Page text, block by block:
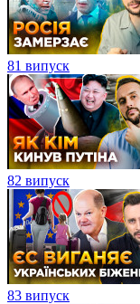
81 випуск
82 випуск
83 випуск